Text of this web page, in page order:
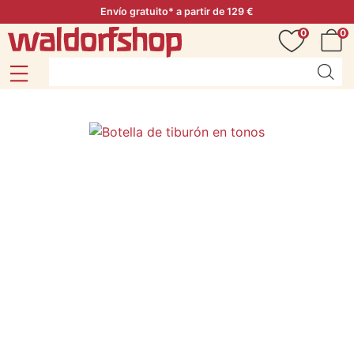
Envío gratuito* a partir de 129 €
0
0